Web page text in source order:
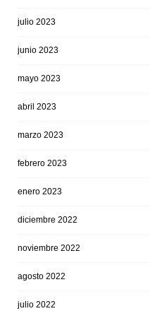
julio 2023
junio 2023
mayo 2023
abril 2023
marzo 2023
febrero 2023
enero 2023
diciembre 2022
noviembre 2022
agosto 2022
julio 2022